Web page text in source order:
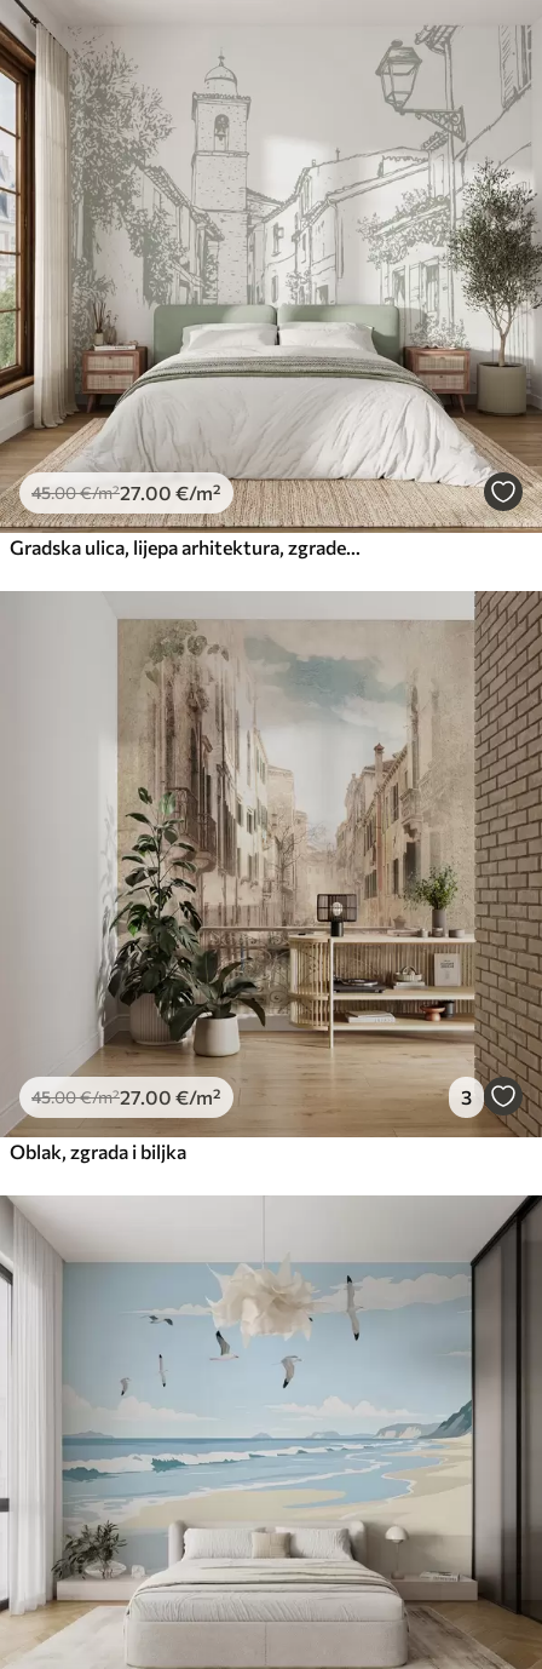
45.00€/m²27.00 €/m²
Gradska ulica, lijepa arhitektura, zgrade, Mediteran, crtanje, maslinasta boja
45.00€/m²27.00 €/m² 3
Oblak, zgrada i biljka